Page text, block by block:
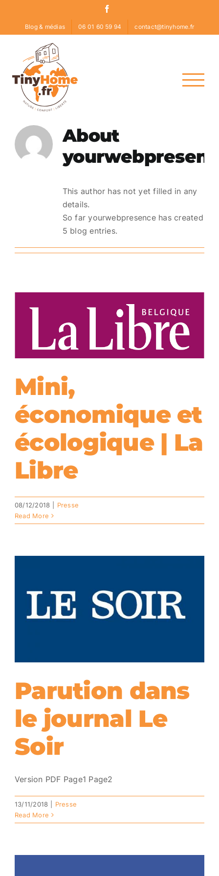
content
Blog & médias 06 01 60 59 94 contact@tinyhome.fr
About
This author has not yet filled in any
details.
So far yourwebpresence has created
5 blog entries.
Mini,
économique et
écologique | La
Libre
08/12/2018
Presse
Read More
Parution dans
le journal Le
Soir
Version PDF Page1 Page2
13/11/2018
Presse
Read More